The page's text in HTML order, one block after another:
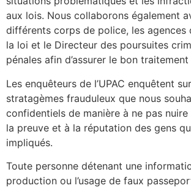
aux lois. Nous collaborons également
différents corps de police, les agences
la loi et le Directeur des poursuites
pénales afin d’assurer le bon
Les enquêteurs de l’UPAC enquêtent
stratagèmes frauduleux que nous
confidentiels de manière à ne pas
la preuve et à la réputation des gens
impliqués.
Toute personne détenant une
production ou l’usage de faux